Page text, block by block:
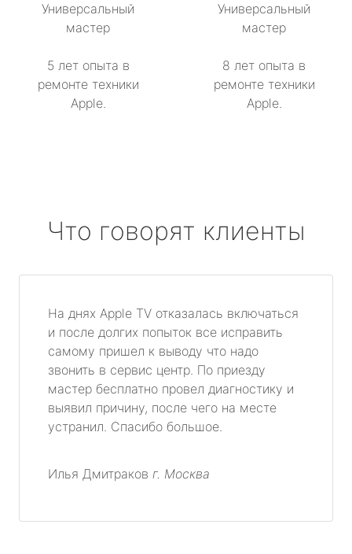
Универсальный
мастер
5 лет опыта в
ремонте техники
Apple.
Универсальный
мастер
8 лет опыта в
ремонте техники
Apple.
Что говорят клиенты
На днях Apple TV отказалась включаться
и после долгих попыток все исправить
самому пришел к выводу что надо
звонить в сервис центр. По приезду
мастер бесплатно провел диагностику и
выявил причину, после чего на месте
устранил. Спасибо большое.
Илья Дмитраков г. Москва